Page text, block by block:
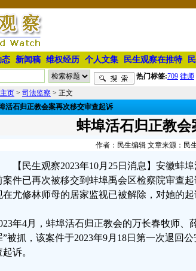
态 新闻稿 维权经历 个人文集 民生观察在推特
热门标签:709 律师
页 > 司法监察 > 正文
活石归正教会案再次移交审查起诉
蚌埠活石归正教
作者：民生编辑 文章来源：民
【民生观察2023年10月25日消息】安徽蚌
案件已再次被移交到蚌埠禹会区检察院审查
在尤修林师母的居家监视已被解除，对她的起
年4月，蚌埠活石归正教会的万长春牧师
”被抓，该案件于2023年9月18日第一次退回
起诉。